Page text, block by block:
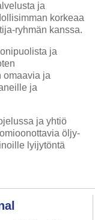
ja
korkeaa
ryhmän kanssa.
ja
omaavia ja
ja
ja yhtiö
öljy-
lyijytöntä